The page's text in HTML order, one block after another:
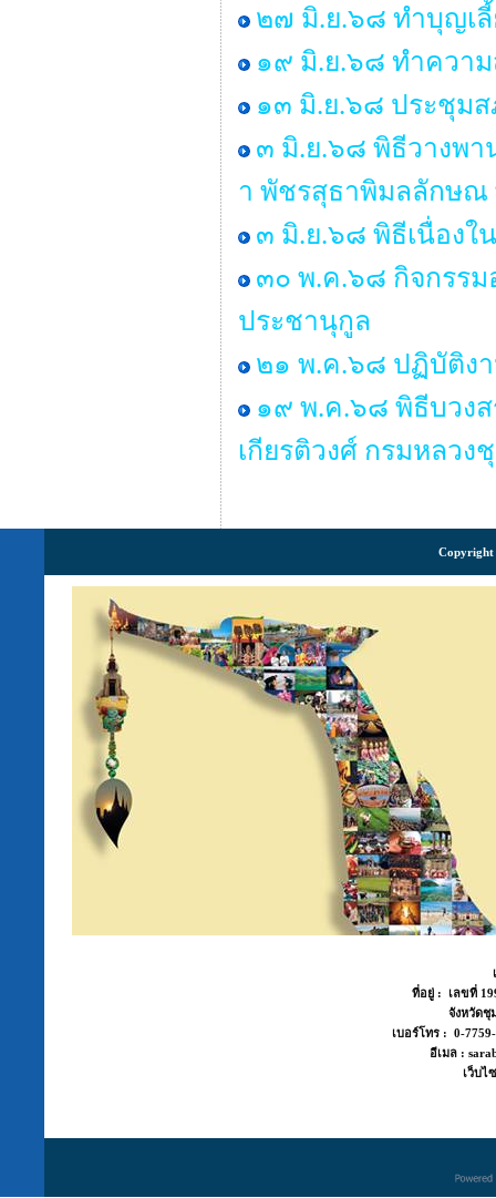
๒๗ มิ.ย.๖๘ ทำบุญเลี้
๑๙ มิ.ย.๖๘ ทำควา
๑๓ มิ.ย.๖๘ ประชุมส
๓ มิ.ย.๖๘ พิธีวางพา
า พัชรสุธาพิมลลักษณ
๓ มิ.ย.๖๘ พิธีเนื่องใ
๓๐ พ.ค.๖๘ กิจกรรม
ประชานุกูล
๒๑ พ.ค.๖๘ ปฏิบัติง
๑๙ พ.ค.๖๘ พิธีบวงส
เกียรติวงศ์ กรมหลว
Copyright
ที่อยู่ : เลขที่
จังหวัด
เบอร์โทร : 0-
อีเมล :
เว็บไ